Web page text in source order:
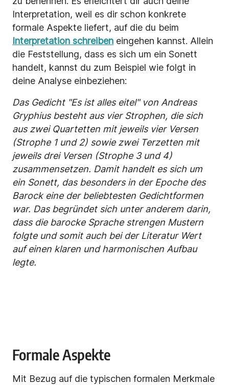
Interpretation, weil es dir schon konkrete
formale Aspekte liefert, auf die du beim
Interpretation schreiben eingehen kannst. Allein
die Feststellung, dass es sich um ein Sonett
handelt, kannst du zum Beispiel wie folgt in
deine Analyse einbeziehen:
Das Gedicht "Es ist alles eitel" von Andreas
Gryphius besteht aus vier Strophen, die sich
aus zwei Quartetten mit jeweils vier Versen
(Strophe 1 und 2) sowie zwei Terzetten mit
jeweils drei Versen (Strophe 3 und 4)
zusammensetzen. Damit handelt es sich um
ein Sonett, das besonders in der Epoche des
Barock eine der beliebtesten Gedichtformen
war. Das begründet sich unter anderem darin,
dass die barocke Sprache strengen Mustern
folgte und somit auch bei der Literatur Wert
auf einen klaren und harmonischen Aufbau
legte.
Formale Aspekte
Mit Bezug auf die typischen formalen Merkmale